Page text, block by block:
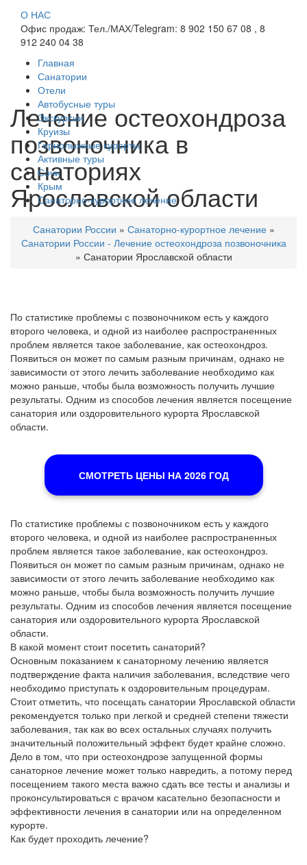
О НАС
Офис продаж: Тел./МАХ/Telegram: 8 902 150 67 08 , 8
912 240 04 38
Главная
Санатории
Отели
Автобусные туры
Экскурсии
Круизы
Горнолыжные курорты
Активные туры
Сочи
Крым
Санаторно-курортное лечение
Лечение остеохондроза
позвоночника в
санаториях
Ярославской области
Санатории России » Санаторно-курортное лечение»
Санатории России - Лечение остеохондроза позвоночника
» Санатории Ярославской области
По статистике проблемы с позвоночником есть у каждого
второго человека, и одной из наиболее распространенных
проблем является такое заболевание, как остеохондроз.
Появиться он может по самым разным причинам, однако не
зависимости от этого лечить заболевание необходимо как
можно раньше, чтобы была возможность получить лучшие
результаты. Одним из способов лечения является посещение
санатория или оздоровительного курорта Ярославской
области.
СМОТРЕТЬ ЦЕНЫ НА 2026 ГОД
По статистике проблемы с позвоночником есть у каждого
второго человека, и одной из наиболее распространенных
проблем является такое заболевание, как остеохондроз.
Появиться он может по самым разным причинам, однако не
зависимости от этого лечить заболевание необходимо как
можно раньше, чтобы была возможность получить лучшие
результаты. Одним из способов лечения является посещение
санатория или оздоровительного курорта Ярославской
области.
В какой момент стоит посетить санаторий?
Основным показанием к санаторному лечению является
подтверждение факта наличия заболевания, вследствие чего
необходимо приступать к оздоровительным процедурам.
Стоит отметить, что посещать санатории Ярославской области
рекомендуется только при легкой и средней степени тяжести
заболевания, так как во всех остальных случаях получить
значительный положительный эффект будет крайне сложно.
Дело в том, что при остеохондрозе запущенной формы
санаторное лечение может только навредить, а потому перед
посещением такого места важно сдать все тесты и анализы и
проконсультироваться с врачом касательно безопасности и
эффективности лечения в санатории или на определенном
курорте.
Как будет проходить лечение?